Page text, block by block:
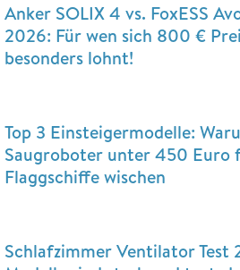
Anker SOLIX 4 vs. FoxESS
2026: Für wen sich 800 €
besonders lohnt!
Top 3 Einsteigermodelle:
Saugroboter unter 450 Euro
Flaggschiffe wischen
Schlafzimmer Ventilator Test